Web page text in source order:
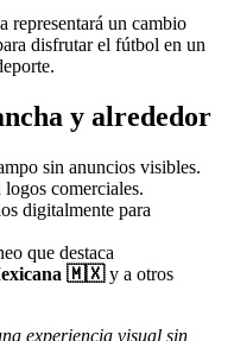
representará un cambio
disfrutar el fútbol en un
y alrededor
sin anuncios visibles.
logos comerciales.
digitalmente para
que destaca
🇲🇽y a otros
experiencia visual sin